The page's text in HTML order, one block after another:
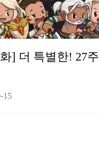
] 더 특별한! 27
15